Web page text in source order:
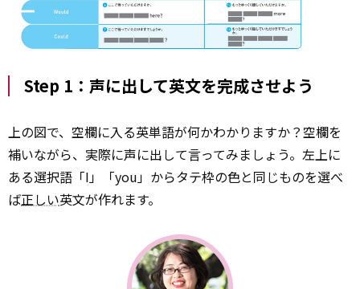
Step 1：声に出して英文を完成させよう
上の図で、空欄に入る英単語が何かわかりますか？空欄を
補いながら、実際に声に出して言ってみましょう。左上に
ある選択語「I」「you」からタテ枠の色と同じものを選べ
ば正しい英文が作れます。